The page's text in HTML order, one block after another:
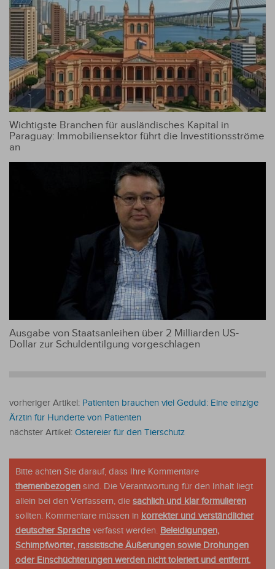
Wichtigste Branchen für ausländisches Kapital in
Paraguay: Immobiliensektor führt die Investitionsströme
an
Ausgabe von Staatsanleihen über 2 Milliarden US-
Dollar zur Schuldentilgung vorgeschlagen
vorheriger Artikel: Patienten brauchen viel Geduld: Eine einzige
Ärztin für Hunderte von Patienten
nächster Artikel: Ostereier für den Tierschutz
Bitte achten Sie darauf, dass Ihre Kommentare
themenbezogen sind. Die Verantwortung für den Inhalt liegt
allein bei den Verfassern, die sachlich und klar formulieren
sollten. Kommentare müssen in korrekter und verständlicher
deutscher Spracheverfasst werden. Beleidigungen,
Schimpfwörter, rassistische Äußerungen sowie Drohungen
oder Einschüchterungen werden nicht toleriert und entfernt.